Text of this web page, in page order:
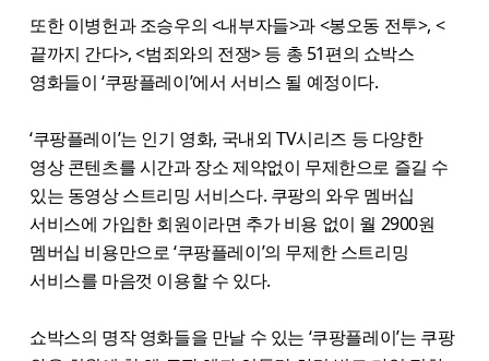
또한 이병헌과 조승우의 <내부자들>과 <봉오동 전투>, <
끝까지 간다>, <범죄와의 전쟁> 등 총 51편의 쇼박스
영화들이 ‘쿠팡플레이’에서 서비스 될 예정이다.
‘쿠팡플레이’는 인기 영화, 국내외 TV시리즈 등 다양한
영상 콘텐츠를 시간과 장소 제약없이 무제한으로 즐길 수
있는 동영상 스트리밍 서비스다. 쿠팡의 와우 멤버십
서비스에 가입한 회원이라면 추가 비용 없이 월 2900원
멤버십 비용만으로 ‘쿠팡플레이’의 무제한 스트리밍
서비스를 마음껏 이용할 수 있다.
쇼박스의 명작 영화들을 만날 수 있는 ‘쿠팡플레이’는 쿠팡